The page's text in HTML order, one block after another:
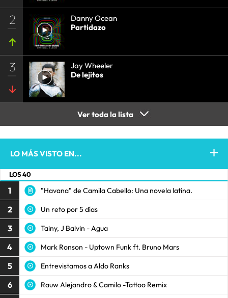
2
Danny Ocean
Partidazo
3
Jay Wheeler
De lejitos
Ver toda la lista
LO MÁS VISTO EN...
LOS 40
1 "Havana" de Camila Cabello: Una novela latina.
2 Un reto por 5 días
3 Tainy, J Balvin - Agua
4 Mark Ronson - Uptown Funk ft. Bruno Mars
5 Entrevistamos a Aldo Ranks
6 Rauw Alejandro & Camilo -Tattoo Remix